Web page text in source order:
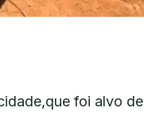
foi alvo de